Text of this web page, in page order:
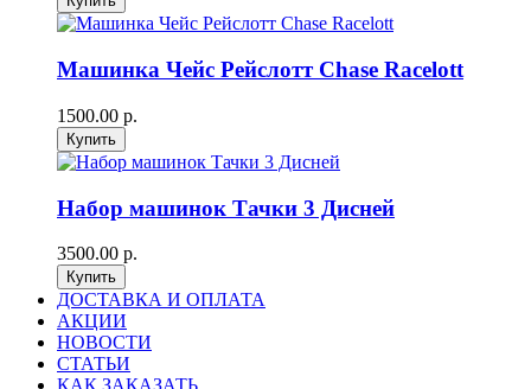
Машинка Чейс Рейслотт Chase Racelott
1500.00 р.
Набор машинок Тачки 3 Дисней
3500.00 р.
ДОСТАВКА И ОПЛАТА
АКЦИИ
НОВОСТИ
СТАТЬИ